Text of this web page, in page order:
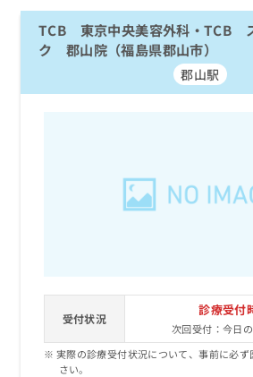
TCB 東京中央美容外科・TCB
ク 郡山院（福島県郡山市）
郡山駅
受付状況
診療受付
次回受付：今日
実際の診療受付状況について、事前に必
さい。